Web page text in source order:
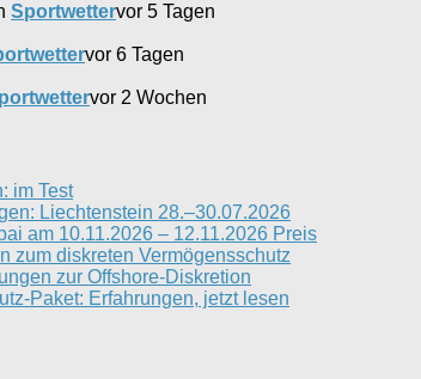
Sportwettervor 5 Tagen
vor 6 Tagen
vor 2 Wochen
im Test
Liechtenstein 28.–30.07.2026
am 10.11.2026 – 12.11.2026 Preis
zum diskreten Vermögensschutz
zur Offshore-Diskretion
Paket: Erfahrungen, jetzt lesen